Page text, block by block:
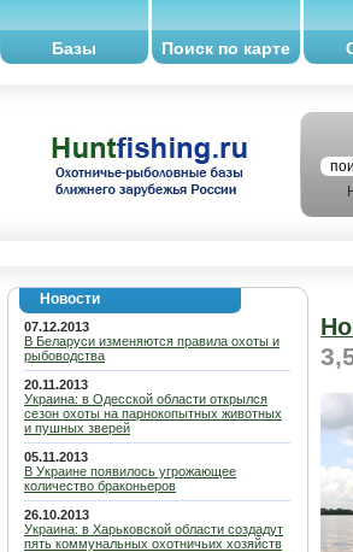
Базы Поиск по карте
Новости
07.12.2013
В Беларуси изменяются правила охоты и
рыбоводства
20.11.2013
Украина: в Одесской области открылся
сезон охоты на парнокопытных животных
и пушных зверей
05.11.2013
В Украине появилось угрожающее
количество браконьеров
26.10.2013
Украина: в Харьковской области создадут
пять коммунальных охотничьих хозяйств